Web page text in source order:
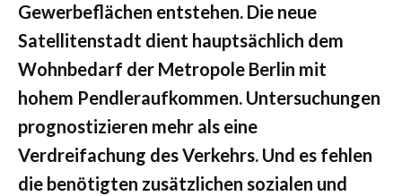
Gewerbeflächen entstehen. Die neue
Satellitenstadt dient hauptsächlich dem
Wohnbedarf der Metropole Berlin mit
hohem Pendleraufkommen. Untersuchungen
prognostizieren mehr als eine
Verdreifachung des Verkehrs. Und es fehlen
die benötigten zusätzlichen sozialen und